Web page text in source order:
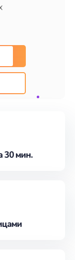
и
ремонт с
а
на
30 мин.